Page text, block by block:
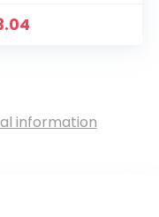
information